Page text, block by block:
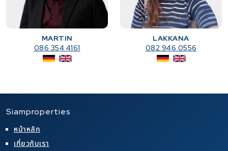
MARTIN
086 354 4161
LAKKANA
082 946 0556
Siamproperties
หน้าหลัก
เกี่ยวกับเรา